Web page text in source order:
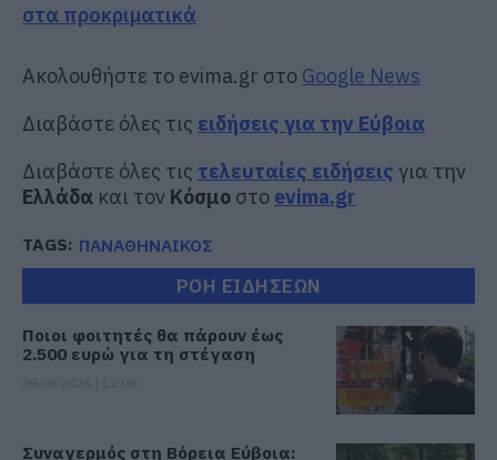
στα προκριματικά
Ακολουθήστε το evima.gr στο Google News
Διαβάστε όλες τις ειδήσεις για την Εύβοια
Διαβάστε όλες τις τελευταίες ειδήσεις για την
Ελλάδα και τον Κόσμο στο evima.gr
TAGS: ΠΑΝΑΘΗΝΑΙΚΟΣ
ΡΟΗ ΕΙΔΗΣΕΩΝ
Ποιοι φοιτητές θα πάρουν έως
2.500 ευρώ για τη στέγαση
Συναγερμός στη Βόρεια Εύβοια: